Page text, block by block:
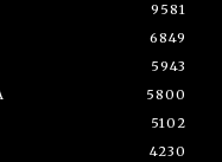
9581
6849
5943
5800
5102
4230